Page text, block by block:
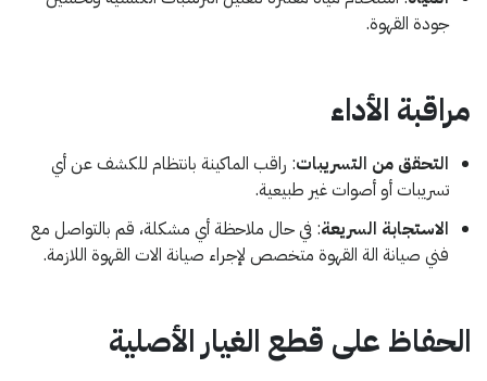
جودة القهوة.
مراقبة الأداء
التحقق من التسريبات: راقب الماكينة بانتظام للكشف عن أي
تسريبات أو أصوات غير طبيعية.
الاستجابة السريعة: في حال ملاحظة أي مشكلة، قم بالتواصل مع
فني صيانة الة القهوة متخصص لإجراء صيانة الات القهوة اللازمة.
الحفاظ على قطع الغيار الأصلية